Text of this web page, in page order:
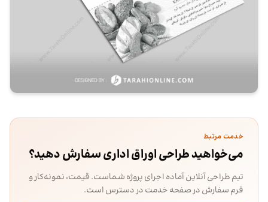
خدمت مرتبط
می‌خواهید طراحی اوراق اداری سفارش دهید؟
تیم طراحی آنلاین آماده اجرای پروژه شماست. قیمت، نمونه‌کار و
فرم سفارش در صفحه خدمت در دسترس است.